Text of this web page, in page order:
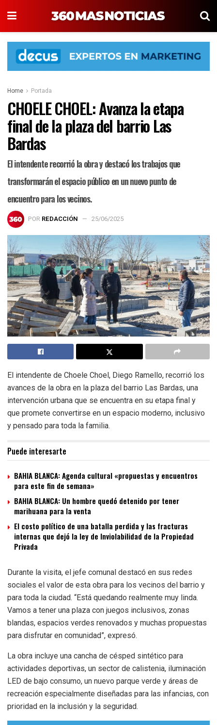
Home Portada
CHOELE CHOEL: Avanza la etapa
final de la plaza del barrio Las
Bardas
El intendente recorrió la obra y destacó los trabajos que
transformarán el espacio público en un nuevo punto de
encuentro para los vecinos.
POR REDACCIÓN 25/06/2025
El intendente de Choele Choel, Diego Ramello, recorrió los
avances de la obra en la plaza del barrio Las Bardas, una
intervención urbana que se encuentra en su etapa final y
que promete convertirse en un espacio moderno, inclusivo
y pensado para toda la familia.
Puede interesarte
BAHIA BLANCA: Agenda cultural «propuestas y encuentros
para este fin de semana»
BAHIA BLANCA: Un hombre quedó detenido por tener
marihuana para la venta
El costo político de una batalla perdida y las fracturas
internas que dejó la ley de Inviolabilidad de la Propiedad
Privada
Durante la visita, el jefe comunal destacó en sus redes
sociales el valor de esta obra para los vecinos del barrio y
para toda la ciudad. “Está quedando realmente muy linda.
Vamos a tener una plaza con juegos inclusivos, zonas
blandas, espacios verdes renovados y muchas propuestas
para disfrutar en comunidad”, expresó.
La obra incluye una cancha de césped sintético para
actividades deportivas, un sector de calistenia, iluminación
LED de bajo consumo, un nuevo parque verde y áreas de
recreación especialmente diseñadas para las infancias, con
prioridad en la inclusión y la seguridad.